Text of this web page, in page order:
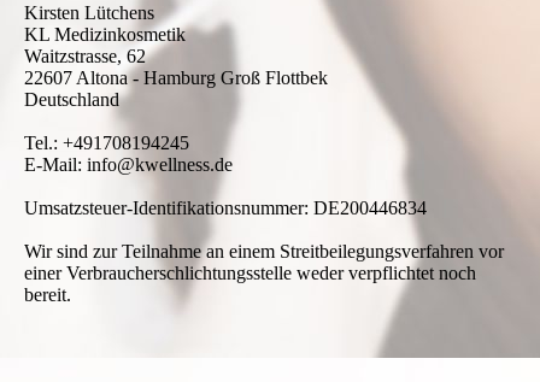
Kirsten Lütchens
KL Medizinkosmetik
Waitzstrasse, 62
22607 Altona - Hamburg Groß Flottbek
Deutschland
Tel.: +491708194245
E-Mail: info@kwellness.de
Umsatzsteuer-Identifikationsnummer: DE200446834
Wir sind zur Teilnahme an einem Streitbeilegungsverfahren vor
einer Verbraucherschlichtungsstelle weder verpflichtet noch
bereit.